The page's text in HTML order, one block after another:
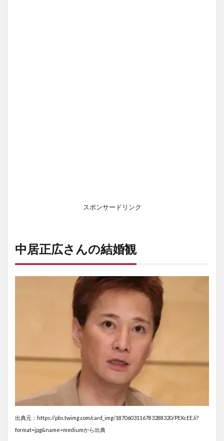
スポンサードリンク
中居正広さんの結婚観
出典元：https://pbs.twimg.com/card_img/1870603116783288320/PEXcEEJi?
format=jpg&name=mediumから出典